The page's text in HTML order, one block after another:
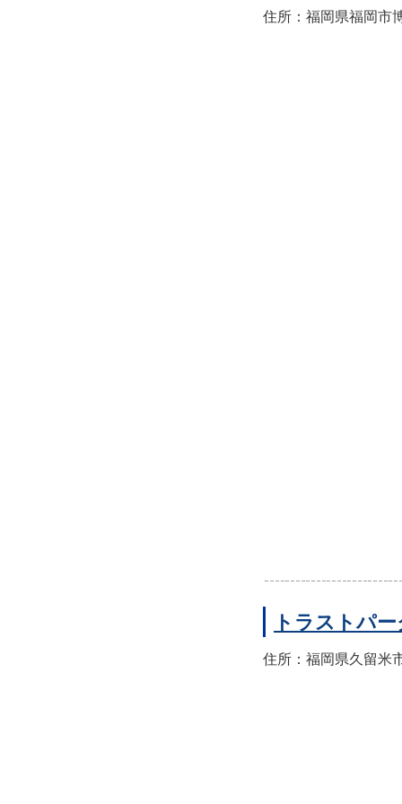
住所：福岡県福岡市
トラストパ
住所：福岡県久留米